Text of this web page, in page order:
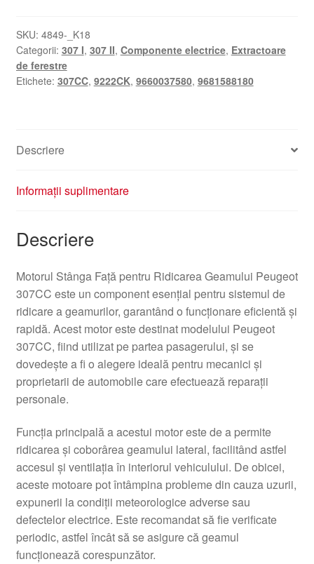
SKU: 4849-_K18
Categorii: 307 I, 307 II, Componente electrice, Extractoare
de ferestre
Etichete: 307CC, 9222CK, 9660037580, 9681588180
Descriere
Informații suplimentare
Descriere
Motorul Stânga Față pentru Ridicarea Geamului Peugeot
307CC este un component esențial pentru sistemul de
ridicare a geamurilor, garantând o funcționare eficientă și
rapidă. Acest motor este destinat modelului Peugeot
307CC, fiind utilizat pe partea pasagerului, și se
dovedește a fi o alegere ideală pentru mecanici și
proprietarii de automobile care efectuează reparații
personale.
Funcția principală a acestui motor este de a permite
ridicarea și coborârea geamului lateral, facilitând astfel
accesul și ventilația în interiorul vehiculului. De obicei,
aceste motoare pot întâmpina probleme din cauza uzurii,
expunerii la condiții meteorologice adverse sau
defectelor electrice. Este recomandat să fie verificate
periodic, astfel încât să se asigure că geamul
funcționează corespunzător.